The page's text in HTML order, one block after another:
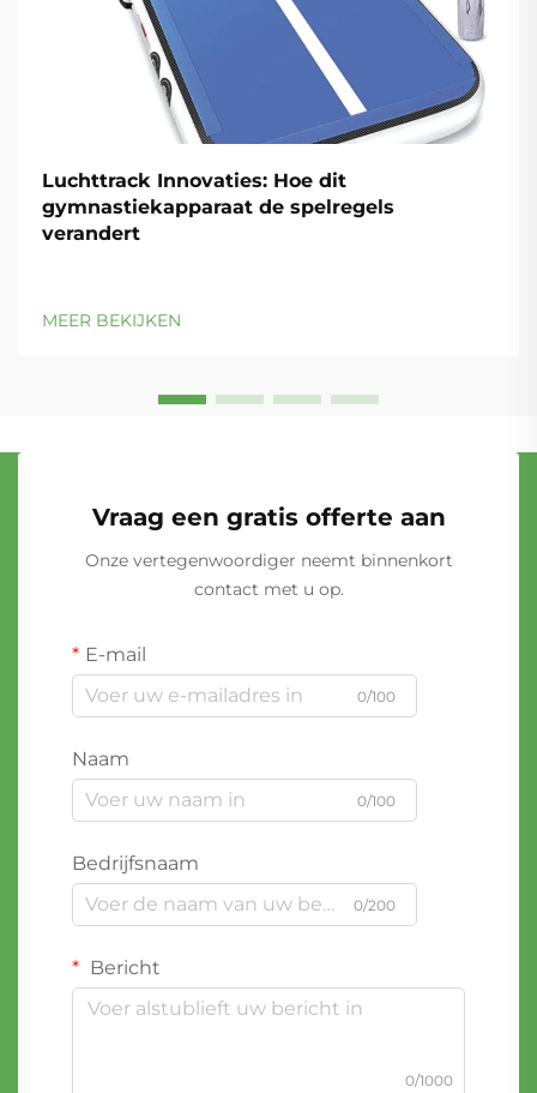
Luchttrack Innovaties: Hoe dit
gymnastiekapparaat de spelregels
verandert
MEER BEKIJKEN
Vraag een gratis offerte aan
Onze vertegenwoordiger neemt binnenkort
contact met u op.
E-mail
0/100
Naam
0/100
Bedrijfsnaam
0/200
Bericht
0/1000